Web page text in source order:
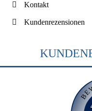
Kontakt
Kundenrezensionen